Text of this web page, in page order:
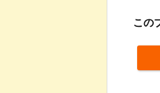
この